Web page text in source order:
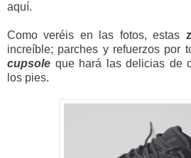
aquí.
Como veréis en las fotos, estas
increíble; parches y refuerzos por
cupsole que hará las delicias de
los pies.